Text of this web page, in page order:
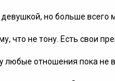
но больше всего
что не тону. Есть свои
любые отношения пока не